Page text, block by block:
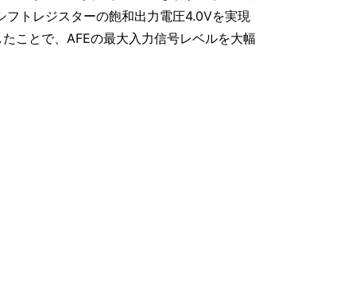
トレジスターの飽和出力電圧4.0Vを実現
ことで、AFEの最大入力信号レベルを大幅